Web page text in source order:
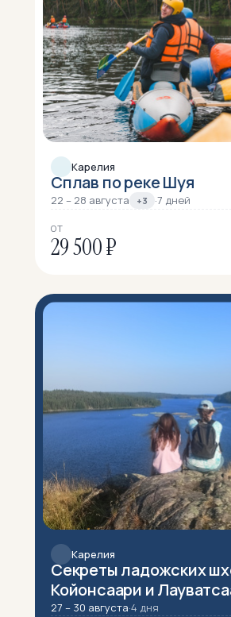
Карелия
Сплав по реке Шуя
22 – 28 августа +3 ·7 дней
ОТ
29 500 ₽
Карелия
Секреты ладожских
Койонсаари и
27 – 30 августа·4 дня